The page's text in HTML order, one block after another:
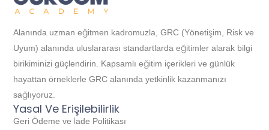
Alanında uzman eğitmen kadromuzla, GRC (Yönetişim, Risk ve
Uyum) alanında uluslararası standartlarda eğitimler alarak bilgi
birikiminizi güçlendirin. Kapsamlı eğitim içerikleri ve günlük
hayattan örneklerle GRC alanında yetkinlik kazanmanızı
sağlıyoruz.
Yasal Ve Erişilebilirlik
Geri Ödeme ve İade Politikası